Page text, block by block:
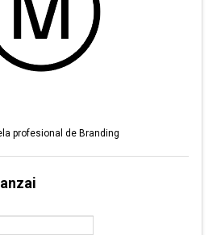
profesional de Branding